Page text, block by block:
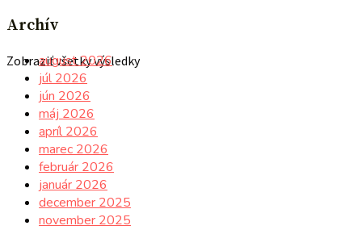
Zobraziť všetky výsledky
Archív
august 2026
júl 2026
jún 2026
máj 2026
apríl 2026
marec 2026
február 2026
január 2026
december 2025
november 2025